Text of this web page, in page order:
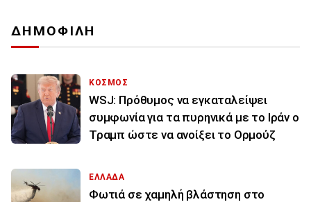
ΔΗΜΟΦΙΛΗ
ΚΟΣΜΟΣ
WSJ: Πρόθυμος να εγκαταλείψει
συμφωνία για τα πυρηνικά με το Ιράν ο
Τραμπ ώστε να ανοίξει το Ορμούζ
ΕΛΛΑΔΑ
Φωτιά σε χαμηλή βλάστηση στο